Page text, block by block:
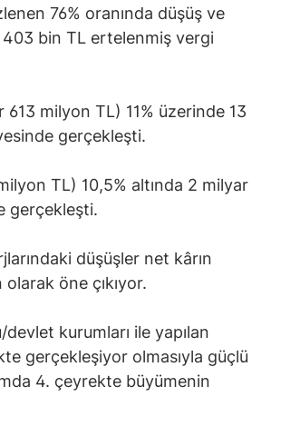
76% oranında düşüş ve
403 bin TL ertelenmiş vergi
milyon TL) 11% üzerinde 13
gerçekleşti.
TL) 10,5% altında 2 milyar
gerçekleşti.
düşüşler net kârın
öne çıkıyor.
kurumları ile yapılan
gerçekleşiyor olmasıyla güçlü
4. çeyrekte büyümenin